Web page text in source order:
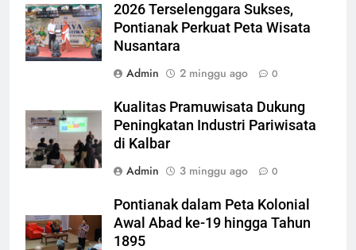
2026 Terselenggara Sukses,
Pontianak Perkuat Peta Wisata
Nusantara
Admin
2 minggu ago 0
Kualitas Pramuwisata Dukung
Peningkatan Industri Pariwisata
di Kalbar
Admin
3 minggu ago 0
Pontianak dalam Peta Kolonial
Awal Abad ke-19 hingga Tahun
1895